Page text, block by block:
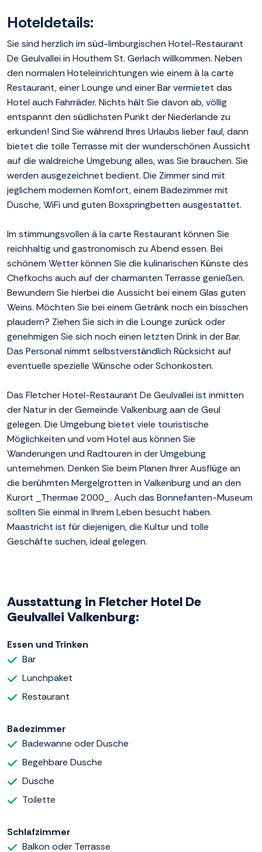
Hoteldetails:
Sie sind herzlich im süd-limburgischen Hotel-Restaurant
De Geulvallei in Houthem St. Gerlach willkommen. Neben
den normalen Hoteleinrichtungen wie einem à la carte
Restaurant, einer Lounge und einer Bar vermietet das
Hotel auch Fahrräder. Nichts hält Sie davon ab, völlig
entspannt den südlichsten Punkt der Niederlande zu
erkunden! Sind Sie während Ihres Urlaubs lieber faul, dann
bietet die tolle Terrasse mit der wunderschönen Aussicht
auf die waldreiche Umgebung alles, was Sie brauchen. Sie
werden ausgezeichnet bedient. Die Zimmer sind mit
jeglichem modernen Komfort, einem Badezimmer mit
Dusche, WiFi und guten Boxspringbetten ausgestattet.
Im stimmungsvollen à la carte Restaurant können Sie
reichhaltig und gastronomisch zu Abend essen. Bei
schönem Wetter können Sie die kulinarischen Künste des
Chefkochs auch auf der charmanten Terrasse genießen.
Bewundern Sie hierbei die Aussicht bei einem Glas guten
Weins. Möchten Sie bei einem Getränk noch ein bisschen
plaudern? Ziehen Sie sich in die Lounge zurück oder
genehmigen Sie sich noch einen letzten Drink in der Bar.
Das Personal nimmt selbstverständlich Rücksicht auf
eventuelle spezielle Wünsche oder Schonkosten.
Das Fletcher Hotel-Restaurant De Geulvallei ist inmitten
der Natur in der Gemeinde Valkenburg aan de Geul
gelegen. Die Umgebung bietet viele touristische
Möglichkeiten und vom Hotel aus können Sie
Wanderungen und Radtouren in der Umgebung
unternehmen. Denken Sie beim Planen Ihrer Ausflüge an
die berühmten Mergelgrotten in Valkenburg und an den
Kurort _Thermae 2000_. Auch das Bonnefanten-Museum
sollten Sie einmal in Ihrem Leben besucht haben.
Maastricht ist für diejenigen, die Kultur und tolle
Geschäfte suchen, ideal gelegen.
Ausstattung in Fletcher Hotel De
Geulvallei Valkenburg:
Essen und Trinken
Bar
Lunchpaket
Restaurant
Badezimmer
Badewanne oder Dusche
Begehbare Dusche
Dusche
Toilette
Schlafzimmer
Balkon oder Terrasse